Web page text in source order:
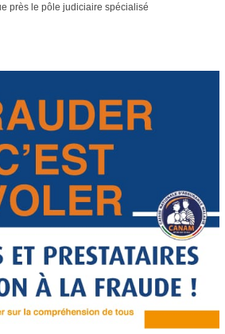
près le pôle judiciaire spécialisé